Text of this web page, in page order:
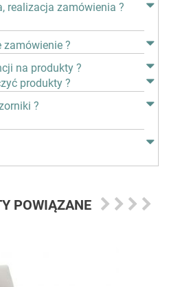
realizacja zamówienia ?
?
na produkty ?
produkty ?
?
POWIĄZANE